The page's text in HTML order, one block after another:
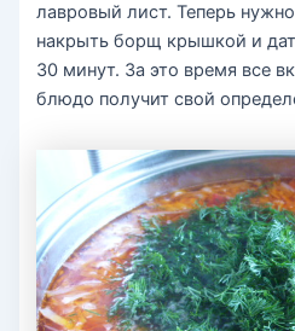
лавровый лист. Теперь
накрыть борщ крышкой и
30 минут. За это время все
блюдо получит свой